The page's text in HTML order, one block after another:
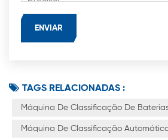
TAGS RELACIONADAS :
Máquina De Classificação De
Máquina De Classificação